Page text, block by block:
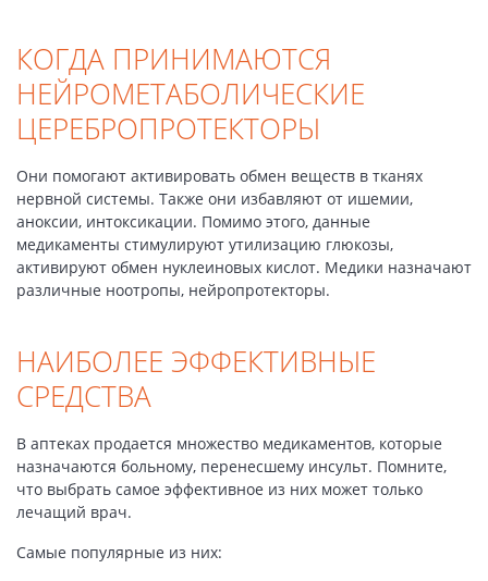
КОГДА ПРИНИМАЮТСЯ
НЕЙРОМЕТАБОЛИЧЕСКИЕ
ЦЕРЕБРОПРОТЕКТОРЫ
Они помогают активировать обмен веществ в тканях
нервной системы. Также они избавляют от ишемии,
аноксии, интоксикации. Помимо этого, данные
медикаменты стимулируют утилизацию глюкозы,
активируют обмен нуклеиновых кислот. Медики назначают
различные ноотропы, нейропротекторы.
НАИБОЛЕЕ ЭФФЕКТИВНЫЕ
СРЕДСТВА
В аптеках продается множество медикаментов, которые
назначаются больному, перенесшему инсульт. Помните,
что выбрать самое эффективное из них может только
лечащий врач.
Самые популярные из них: